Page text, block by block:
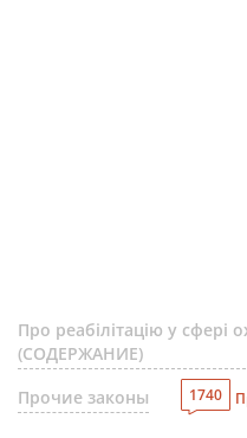
Про реабілітацію у сфері
(СОДЕРЖАНИЕ)
Прочие законы
1740